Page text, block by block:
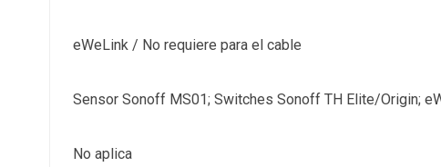
eWeLink / No requiere para el cable
Sensor Sonoff MS01; Switches Sonoff TH Elite/Origin;
No aplica